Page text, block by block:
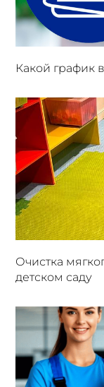
Какой график
Очистка
детском саду